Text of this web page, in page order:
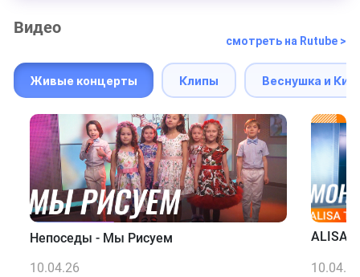
Видео
смотреть на Rutube >
Живые концерты Клипы Веснушка и
Непоседы - Мы Рисуем
10.04.26
ALISA
10.04.26